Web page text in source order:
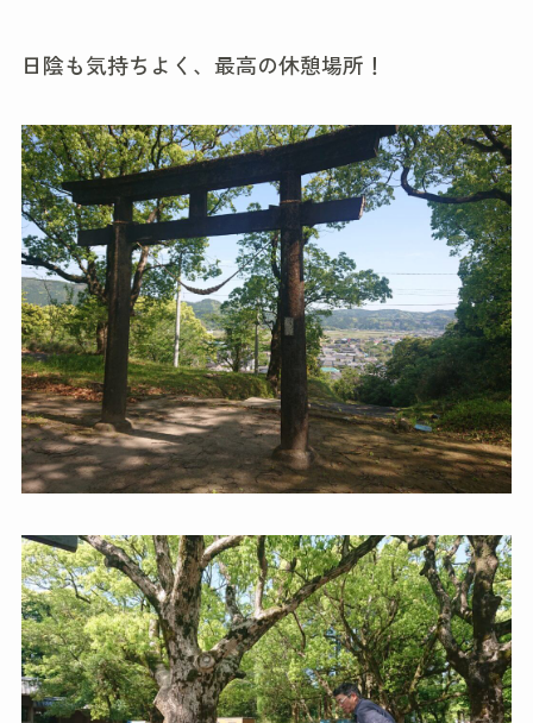
日陰も気持ちよく、最高の休憩場所！